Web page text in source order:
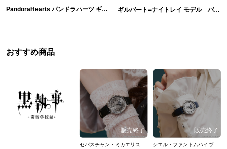
PandoraHearts パンドラハーツ ギルバート=ナイトレイ バッグ&ブラウス&帽子&ネックレス ギルバート=ナイトレイ モデル バッグ&ブーティ PandoraHearts パンドラハーツ
おすすめ商品